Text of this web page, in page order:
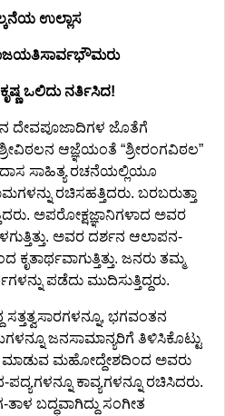
ಉಲ್ಲಾಸ
ಒಲಿದು ನರ್ತಿಸಿದ!
ದೇವಪೂಜಾದಿಗಳ ಜೊತೆಗೆ
ಆಜ್ಞೆಯಂತೆ “ಶ್ರೀರಂಗವಿಠಲ”
ಸಾಹಿತ್ಯ ರಚನೆಯಲ್ಲಿಯೂ
ರಚಿಸಹತ್ತಿದರು. ಬರಬರುತ್ತಾ
ಅಪರೋಕ್ಷಜ್ಞಾನಿಗಳಾದ ಅವರ
ಅವರ ದರ್ಶನ ಆಲಾಪನ-
ಜನರು ತಮ್ಮ
ಪಡೆದು ಮುದಿಸುತ್ತಿದ್ದರು.
ಸತ್ತತ್ವಸಾರಗಳನ್ನೂ, ಭಗವಂತನ
ಜನಸಾಮಾನ್ಯರಿಗೆ ತಿಳಿಸಿಕೊಟ್ಟು
ಮಾಡುವ ಮಹೋದ್ದೇಶದಿಂದ ಅವರು
ಕಾವ್ಯಗಳನ್ನೂ ರಚಿಸಿದರು.
ಬದ್ಧವಾಗಿದ್ದು ಸಂಗೀತ